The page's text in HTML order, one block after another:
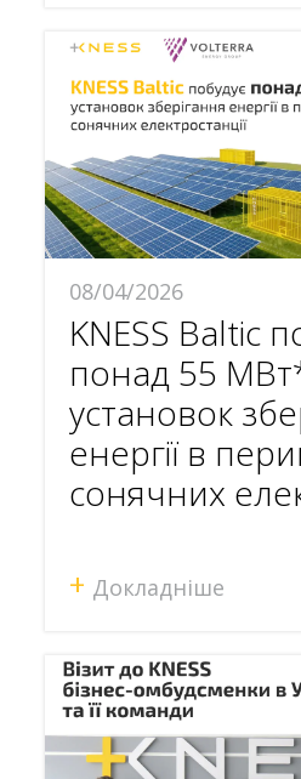
08/04/2026
KNESS Baltic
понад 55
установок
енергії в
сонячних
+ Докладніше